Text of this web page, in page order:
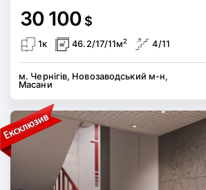
30 100 $
1к 46.2/17/11м2 4/11
м. Чернігів, Новозаводський м-н,
Масани